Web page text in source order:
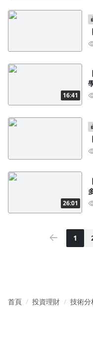
16:41
26:01
1
首頁 投資理財 技術分